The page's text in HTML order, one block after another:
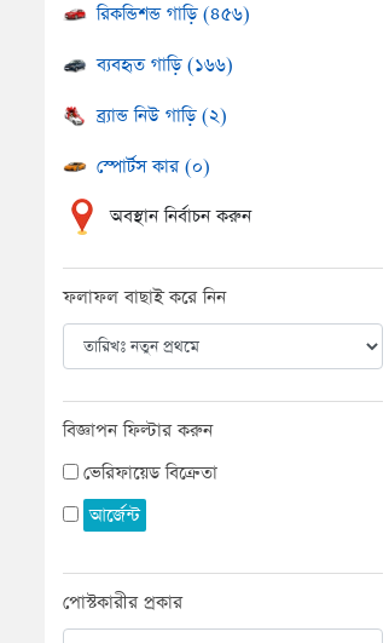
রিকন্ডিশন্ড গাড়ি (৪৫৬)
ব্যবহৃত গাড়ি (১৬৬)
ব্র্যান্ড নিউ গাড়ি (২)
স্পোর্টস কার (০)
অবস্থান নির্বাচন করুন
ফলাফল বাছাই করে নিন
বিজ্ঞাপন ফিল্টার করুন
ভেরিফায়েড বিক্রেতা
আর্জেন্ট
পোস্টকারীর প্রকার